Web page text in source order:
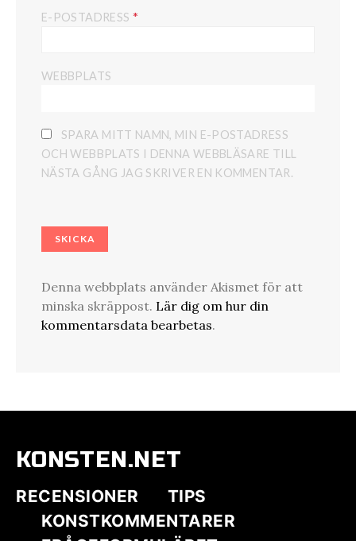
E-POSTADRESS *
WEBBPLATS
SPARA MITT NAMN, MIN E-POSTADRESS
OCH WEBBPLATS I DENNA WEBBLÄSARE TILL
NÄSTA GÅNG JAG SKRIVER EN KOMMENTAR.
Denna webbplats använder Akismet för att
minska skräppost. Lär dig om hur din
kommentarsdata bearbetas.
KONSTEN.NET
RECENSIONER
TIPS
KONSTKOMMENTARER